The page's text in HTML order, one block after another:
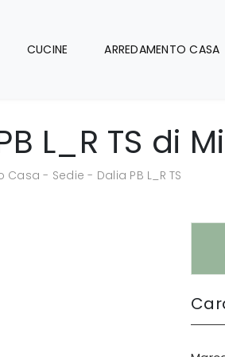
CUCINE ARREDAMENTO CASA
L_R TS di
Casa - Sedie - Dalia PB L_R TS